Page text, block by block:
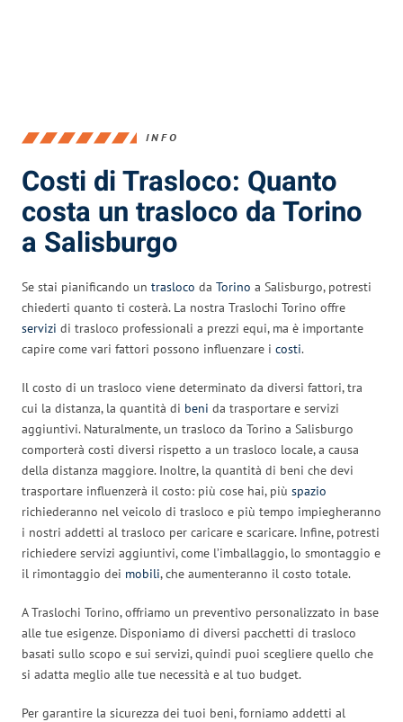
INFO
Costi di Trasloco: Quanto
costa un trasloco da Torino
a Salisburgo
Se stai pianificando un trasloco da Torino a Salisburgo, potresti
chiederti quanto ti costerà. La nostra Traslochi Torino offre
servizi di trasloco professionali a prezzi equi, ma è importante
capire come vari fattori possono influenzare i costi.
Il costo di un trasloco viene determinato da diversi fattori, tra
cui la distanza, la quantità di beni da trasportare e servizi
aggiuntivi. Naturalmente, un trasloco da Torino a Salisburgo
comporterà costi diversi rispetto a un trasloco locale, a causa
della distanza maggiore. Inoltre, la quantità di beni che devi
trasportare influenzerà il costo: più cose hai, più spazio
richiederanno nel veicolo di trasloco e più tempo impiegheranno
i nostri addetti al trasloco per caricare e scaricare. Infine, potresti
richiedere servizi aggiuntivi, come l’imballaggio, lo smontaggio e
il rimontaggio dei mobili, che aumenteranno il costo totale.
A Traslochi Torino, offriamo un preventivo personalizzato in base
alle tue esigenze. Disponiamo di diversi pacchetti di trasloco
basati sullo scopo e sui servizi, quindi puoi scegliere quello che
si adatta meglio alle tue necessità e al tuo budget.
Per garantire la sicurezza dei tuoi beni, forniamo addetti al